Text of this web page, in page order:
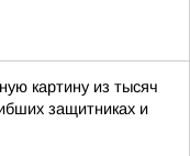
картину из тысяч
защитниках и